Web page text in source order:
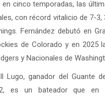
en cinco temporadas, las
con récord vitalicio de 7-3,
Fernández debutó en
de Colorado y en 2025
y Nacionales de
Lugo, ganador del Guante
es un bateador que en